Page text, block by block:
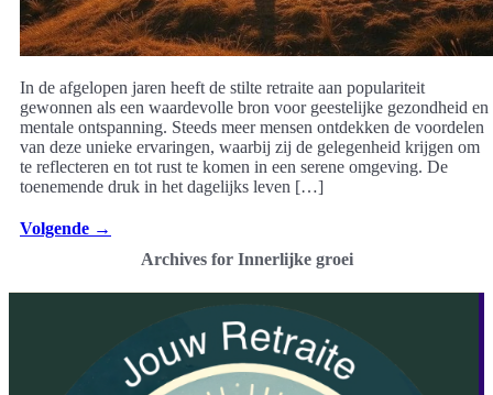
In de afgelopen jaren heeft de stilte retraite aan populariteit
gewonnen als een waardevolle bron voor geestelijke gezondheid en
mentale ontspanning. Steeds meer mensen ontdekken de voordelen
van deze unieke ervaringen, waarbij zij de gelegenheid krijgen om
te reflecteren en tot rust te komen in een serene omgeving. De
toenemende druk in het dagelijks leven […]
Volgende →
Archives for Innerlijke groei